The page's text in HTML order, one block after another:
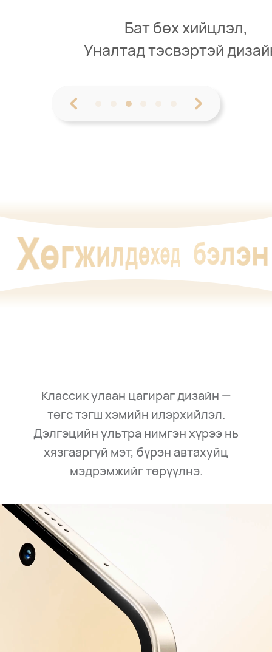
Бат бөх хийцлэл,
Уналтад тэсвэртэй дизайн.2
Хөгжилдөхөд бэлэн
Классик улаан цагираг дизайн —
төгс тэгш хэмийн илэрхийлэл.
Дэлгэцийн ультра нимгэн хүрээ нь
хязгааргүй мэт, бүрэн автахуйц
мэдрэмжийг төрүүлнэ.